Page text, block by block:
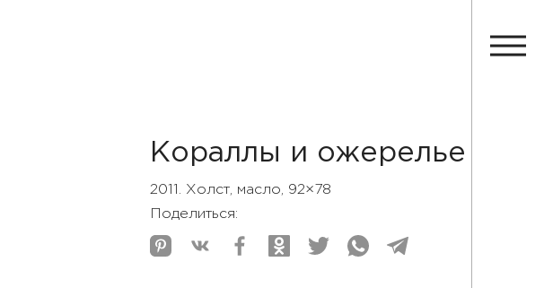
Кораллы и ожерелье
2011. Холст, масло, 92×78
Поделиться: